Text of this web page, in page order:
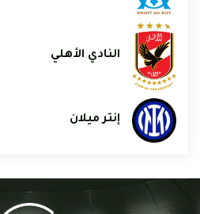
النادي الأهلي
إنتر ميلان